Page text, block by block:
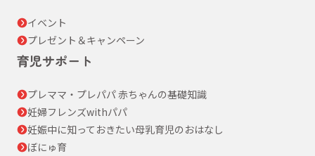
イベント
プレゼント＆キャンペーン
育児サポート
プレママ・プレパパ 赤ちゃんの基礎知識
妊婦フレンズwithパパ
妊娠中に知っておきたい母乳育児のおはなし
ぼにゅ育